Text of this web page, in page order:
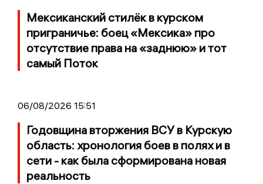
Мексиканский стилёк в курском
приграничье: боец «Мексика» про
отсутствие права на «заднюю» и тот
самый Поток
06/08/2026 15:51
Годовщина вторжения ВСУ в Курскую
область: хронология боев в полях и в
сети - как была сформирована новая
реальность